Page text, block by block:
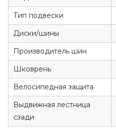
Тип подвески
Диски/шины
Производитель шин
Шковрень
Велосипедная защита
Выдвижная лестница
сзади